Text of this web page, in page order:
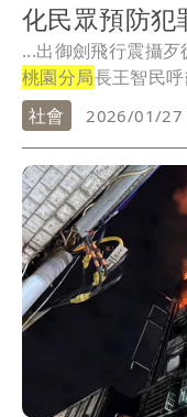
化民眾預防犯
...出御劍飛行震攝歹
桃園分局長王智民
構...
社會 2026/01/27